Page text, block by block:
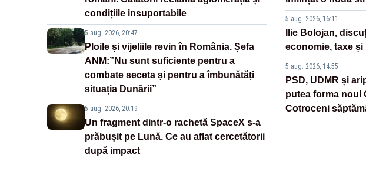
condițiile insuportabile
5 aug. 2026, 20:47
Ploile și vijeliile revin în România. Șefa
ANM:”Nu sunt suficiente pentru a
combate seceta și pentru a îmbunătăți
situația Dunării”
5 aug. 2026, 20:19
Un fragment dintr-o rachetă SpaceX s-a
prăbușit pe Lună. Ce au aflat cercetătorii
după impact
5 aug. 2026, 16:11
Ilie Bolojan,
economie, taxe
5 aug. 2026, 14:55
PSD, UDMR și
putea forma noul
Cotroceni